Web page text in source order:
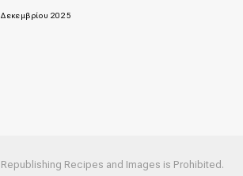
2025
Recipes and Images is Prohibited.